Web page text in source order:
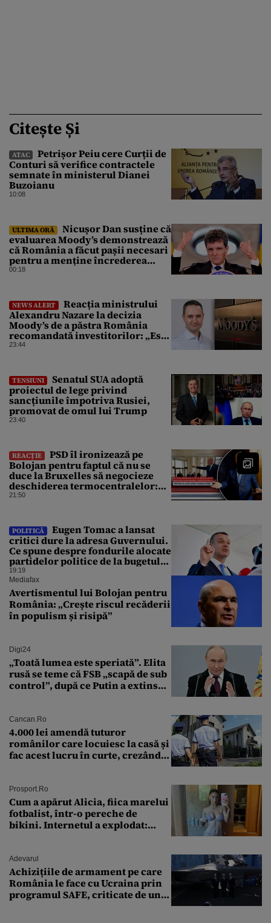
Citește Și
ATAC
Petrișor Peiu cere Curții de
Conturi să verifice contractele
semnate în ministerul Dianei
Buzoianu
10:08
ULTIMA ORĂ
Nicușor Dan susține că
evaluarea Moody’s demonstrează
că România a făcut pașii necesari
pentru a menține încrederea
investitorilor: „Totuși,
00:18
NEWS ALERT
Reacția ministrului
Alexandru Nazare la decizia
Moody’s de a păstra România
recomandată investitorilor: „Este
un răgaz, dar în niciun caz un
23:44
TENSIUNI
Senatul SUA adoptă
proiectul de lege privind
sancțiunile împotriva Rusiei,
promovat de omul lui Trump
23:40
REACȚIE
PSD îl ironizează pe
Bolojan pentru faptul că nu se
duce la Bruxelles să negocieze
deschiderea termocentralelor:
„Pentru că a dat afară
21:50
POLITICĂ
Eugen Tomac a lansat
critici dure la adresa Guvernului.
Ce spune despre fondurile alocate
partidelor politice de la bugetul
de stat
19:19
Mediafax
Avertismentul lui Bolojan pentru
România: „Crește riscul recăderii
în populism și risipă”
Digi24
„Toată lumea este speriată”. Elita
rusă se teme că FSB „scapă de sub
control”, după ce Putin a extins
Cancan.ro
4.000 lei amendă tuturor
românilor care locuiesc la casă și
fac acest lucru în curte, crezând
Prosport.ro
Cum a apărut Alicia, fiica marelui
fotbalist, într-o pereche de
bikini. Internetul a explodat:
Adevarul
Achizițiile de armament pe care
România le face cu Ucraina prin
programul SAFE, criticate de un